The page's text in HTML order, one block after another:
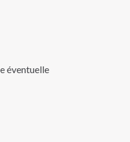
éventuelle